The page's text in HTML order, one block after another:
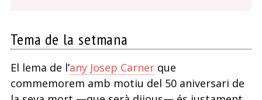
Tema de la setmana
El lema de l’any Josep Carnerque
commemorem amb motiu del 50 aniversari de